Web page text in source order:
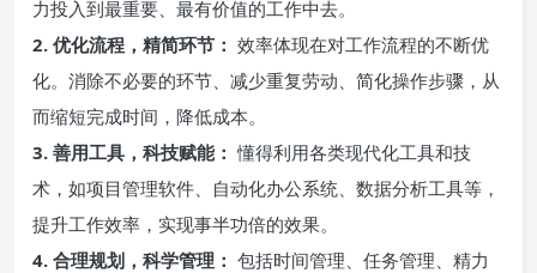
力投入到最重要、最有价值的工作中去。
2. 优化流程，精简环节： 效率体现在对工作流程的不断优
化。消除不必要的环节、减少重复劳动、简化操作步骤，从
而缩短完成时间，降低成本。
3. 善用工具，科技赋能： 懂得利用各类现代化工具和技
术，如项目管理软件、自动化办公系统、数据分析工具等，
提升工作效率，实现事半功倍的效果。
4. 合理规划，科学管理： 包括时间管理、任务管理、精力